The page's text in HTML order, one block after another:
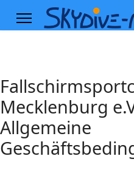
Mecklenburg
Allgemeine